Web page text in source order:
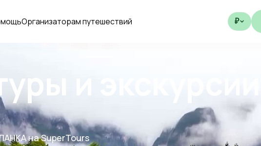
Организаторам путешествий ₽
и
на SuperTours